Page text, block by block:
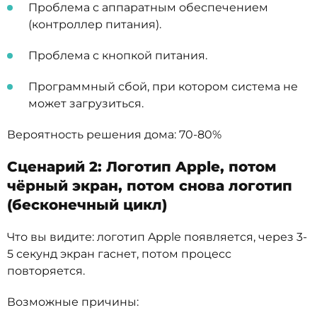
Проблема с аппаратным обеспечением
(контроллер питания).
Проблема с кнопкой питания.
Программный сбой, при котором система не
может загрузиться.
Вероятность решения дома: 70-80%
Сценарий 2: Логотип Apple, потом
чёрный экран, потом снова логотип
(бесконечный цикл)
Что вы видите: логотип Apple появляется, через 3-
5 секунд экран гаснет, потом процесс
повторяется.
Возможные причины: